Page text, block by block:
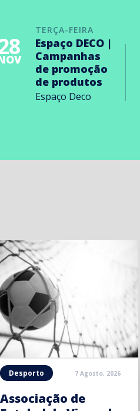
TERÇA-FEIRA
Espaço DECO |
Campanhas
de promoção
de produtos
Espaço Deco
Desporto 7 Agosto, 2026
Associação de